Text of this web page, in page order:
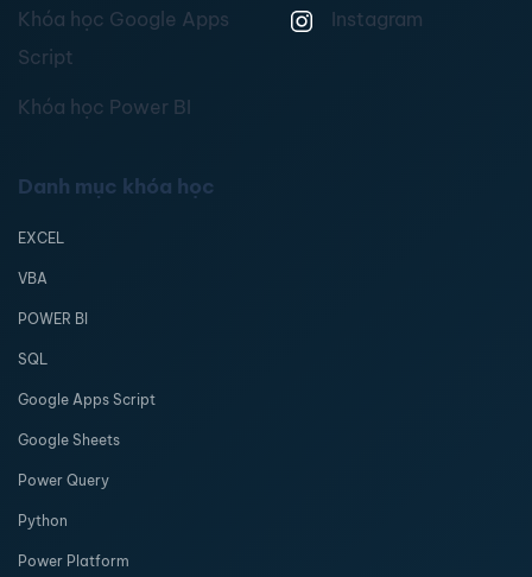
Khóa học Google Apps
Script
Khóa học Power BI
Instagram
Danh mục khóa học
EXCEL
VBA
POWER BI
SQL
Google Apps Script
Google Sheets
Power Query
Python
Power Platform